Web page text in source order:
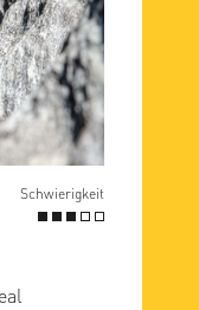
Schwierigkeit